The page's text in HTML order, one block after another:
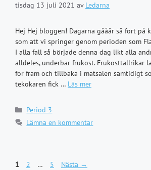
tisdag 13 juli 2021 av Ledarna
Hej Hej bloggen! Dagarna gååår så fort på
som att vi springer genom perioden som
I alla fall så började denna dag likt alla
alldeles, underbar frukost. Frukosttallrikar
for fram och tillbaka i matsalen samtidigt
tekokaren fick … Läs mer
Kategorier
Period 3
Lämna en kommentar
Sida
1 Sida
2 … Sida
5 Nästa →